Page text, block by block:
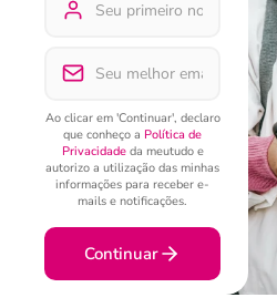
Ao clicar em 'Continuar', declaro
que conheço a Política de
Privacidadeda meutudo e
autorizo a utilização das minhas
informações para receber e-
mails e notificações.
Continuar